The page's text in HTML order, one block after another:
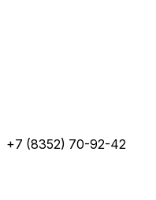
+7 (8352) 70-92-42